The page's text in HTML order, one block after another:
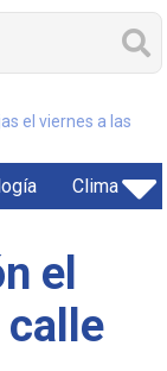
el viernes a las
Clima
el